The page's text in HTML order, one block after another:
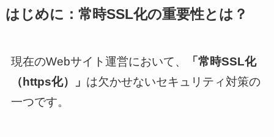
はじめに：常時SSL化の重要性とは？
現在のWebサイト運営において、
「常時SSL化
（https化）」 は欠かせないセキュリティ対策の
一つです。